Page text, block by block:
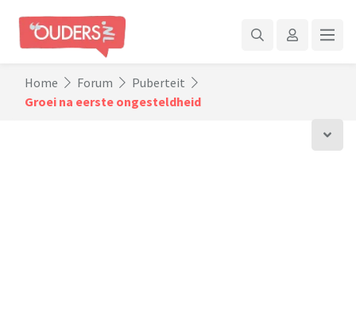
Home Forum
Puberteit
Groei na eerste ongesteldheid